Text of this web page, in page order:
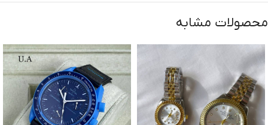
محصولات مشابه